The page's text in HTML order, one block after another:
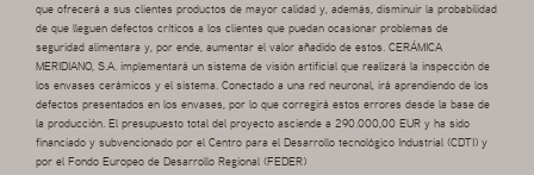
que ofrecerá a sus clientes productos de mayor calidad y, además, disminuir la probabilidad
de que lleguen defectos críticos a los clientes que puedan ocasionar problemas de
seguridad alimentara y, por ende, aumentar el valor añadido de estos. CERÁMICA
MERIDIANO, S.A. implementará un sistema de visión artificial que realizará la inspección de
los envases cerámicos y el sistema. Conectado a una red neuronal, irá aprendiendo de los
defectos presentados en los envases, por lo que corregirá estos errores desde la base de
la producción. El presupuesto total del proyecto asciende a 290.000,00 EUR y ha sido
financiado y subvencionado por el Centro para el Desarrollo tecnológico Industrial (CDTI) y
por el Fondo Europeo de Desarrollo Regional (FEDER)